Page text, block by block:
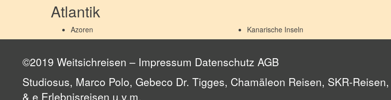
Atlantik
Azoren Kanarische Inseln
©2019 Weitsichreisen – Impressum Datenschutz AGB
Studiosus, Marco Polo, Gebeco Dr. Tigges, Chamäleon Reisen, SKR-
& e Erlebnisreisen u.v.m.